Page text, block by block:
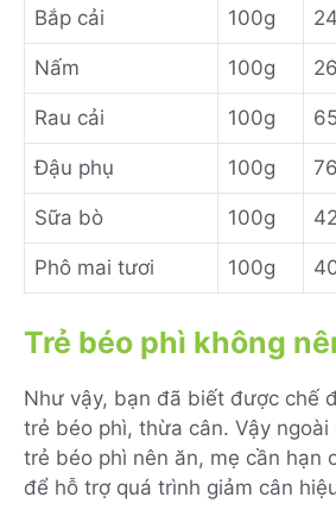
Bắp cải 100g 24
Nấm 100g 26
Rau cải 100g 65
Đậu phụ 100g 76
Sữa bò 100g 42
Phô mai tươi 100g
Trẻ béo phì không
Như vậy, bạn đã biết được chế
trẻ béo phì, thừa cân. Vậy
trẻ béo phì nên ăn, mẹ cần hạn
để hỗ trợ quá trình giảm cân